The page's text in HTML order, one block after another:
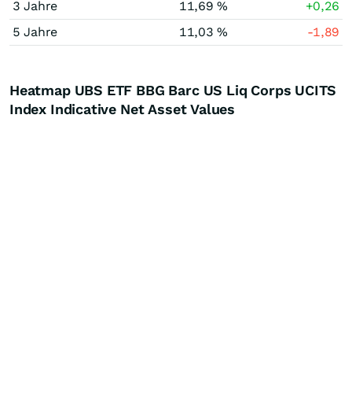
3 Jahre
11,69 %
+0,26
5 Jahre
11,03 % -1,89
Heatmap UBS ETF BBG Barc US Liq Corps UCITS
Index Indicative Net Asset Values